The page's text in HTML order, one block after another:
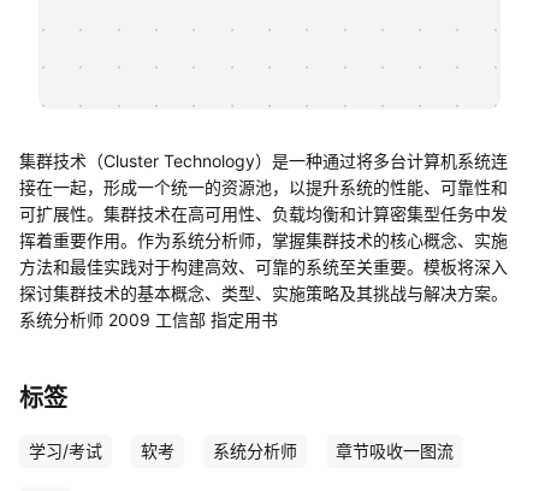
集群技术（Cluster Technology）是一种通过将多台计算机系统连
接在一起，形成一个统一的资源池，以提升系统的性能、可靠性和
可扩展性。集群技术在高可用性、负载均衡和计算密集型任务中发
挥着重要作用。作为系统分析师，掌握集群技术的核心概念、实施
方法和最佳实践对于构建高效、可靠的系统至关重要。模板将深入
探讨集群技术的基本概念、类型、实施策略及其挑战与解决方案。
系统分析师 2009 工信部 指定用书
标签
学习/考试 软考 系统分析师 章节吸收一图流